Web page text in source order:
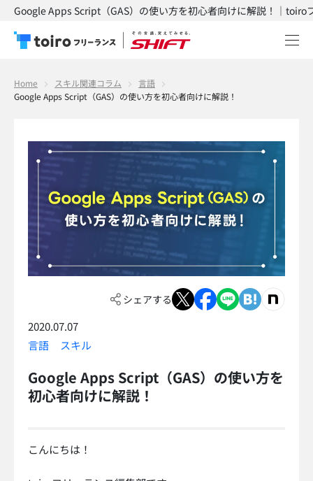
Google Apps Script（GAS）の使い方を初心者向けに解説！｜toiro
Home スキル関連コラム
言語
Google Apps Script（GAS）の使い方を初心者向けに解説！
シェアする
2020.07.07
言語
スキル
Google Apps Script（GAS）の使い方を
初心者向けに解説！
こんにちは！